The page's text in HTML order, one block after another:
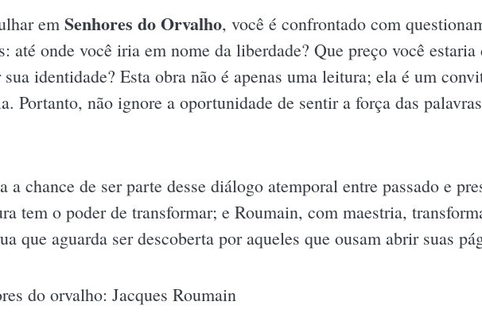
em Senhores do Orvalho, você é confrontado com
até onde você iria em nome da liberdade? Que preço você
sua identidade? Esta obra não é apenas uma leitura; ela é um
Portanto, não ignore a oportunidade de sentir a força das
a chance de ser parte desse diálogo atemporal entre passado e
tem o poder de transformar; e Roumain, com maestria,
que aguarda ser descoberta por aqueles que ousam abrir suas
do orvalho: Jacques Roumain